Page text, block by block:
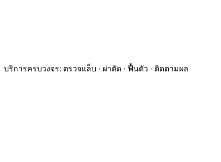
บริการครบวงจร: ตรวจแล็บ · ผ่าตัด · ฟื้นตัว · ติดตามผล